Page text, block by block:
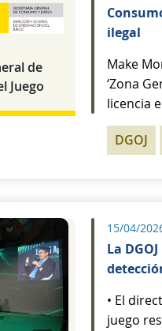
de
Juego
ilegal
Make
‘Zona
licencia
DGOJ
15/04/
La
• El
juego